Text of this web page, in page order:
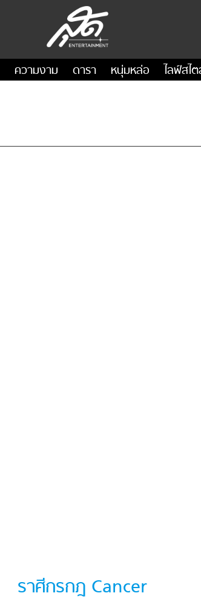
ความงาม ดารา หนุ่มหล่อ ไลฟ์สไ